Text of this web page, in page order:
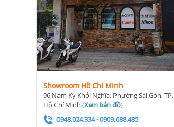
Showroom Hồ Chí Minh
96 Nam Kỳ Khởi Nghĩa, Phường Sài Gòn, TP.
Hồ Chí Minh (Xem bản đồ)
0948.024.334-0909.688.485